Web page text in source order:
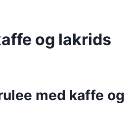
og lakrids
med kaffe og